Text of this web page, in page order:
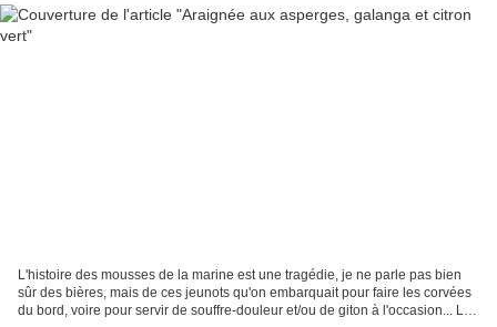
L'histoire des mousses de la marine est une tragédie, je ne parle pas bien
sûr des bières, mais de ces jeunots qu'on embarquait pour faire les corvées
du bord, voire pour servir de souffre-douleur et/ou de giton à l'occasion... Le